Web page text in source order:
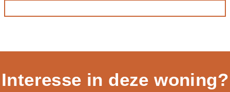
Interesse in deze woning?